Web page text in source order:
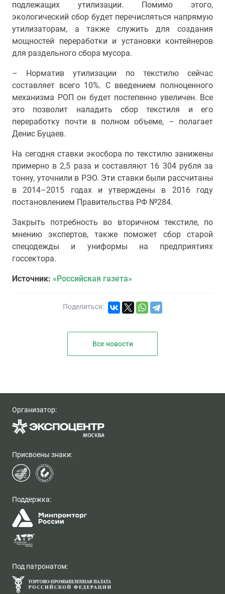
подлежащих утилизации. Помимо этого,
экологический сбор будет перечисляться напрямую
утилизаторам, а также служить для создания
мощностей переработки и установки контейнеров
для раздельного сбора мусора.
– Норматив утилизации по текстилю сейчас
составляет всего 10%. С введением полноценного
механизма РОП он будет постепенно увеличен. Все
это позволит наладить сбор текстиля и его
переработку почти в полном объеме, – полагает
Денис Буцаев.
На сегодня ставки экосбора по текстилю занижены
примерно в 2,5 раза и составляют 16 304 рубля за
тонну, уточнили в РЭО. Эти ставки были рассчитаны
в 2014–2015 годах и утверждены в 2016 году
постановлением Правительства РФ №284.
Закрыть потребность во вторичном текстиле, по
мнению экспертов, также поможет сбор старой
спецодежды и униформы на предприятиях
госсектора.
Источник: «Российская газета»
Поделиться:
Все новости
Организатор:
Присвоены знаки:
Поддержка:
Под патронатом: